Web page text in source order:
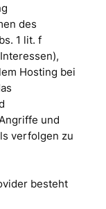
des
1 lit. f
Hosting bei
und
verfolgen zu
besteht